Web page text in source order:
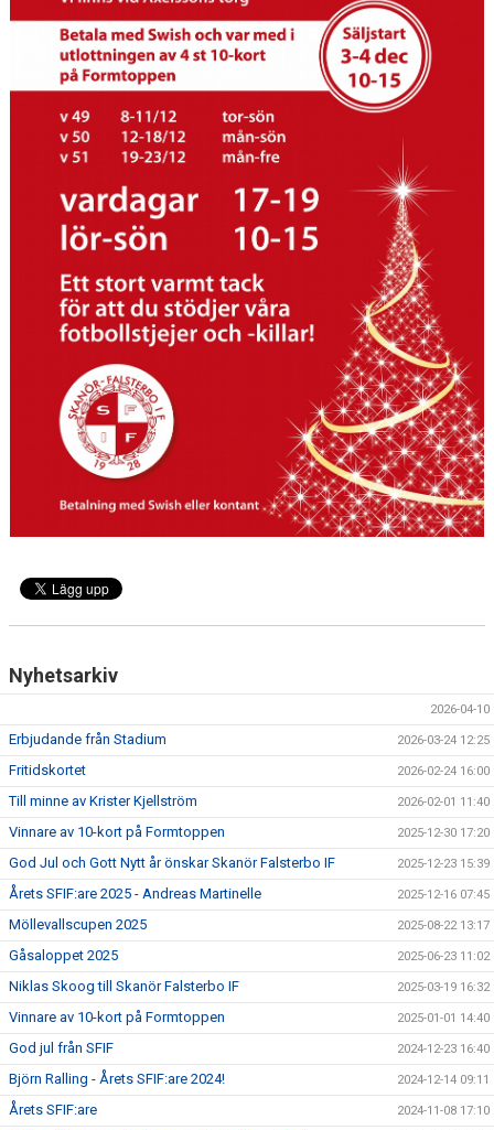
MÖLLEBLADET
SFIF PROFILER & MINNEN
BILDGALLERI
GÅSALOPPET
HITTA HIT
FÖRSÄKRING
PROFILPRODUKTER
MEDLEMSERBJUDANDEN
TRÄNINGSTIPS
SFIF-HYMNEN
INFO MÖTANDE UNGDOMSLAG
Nyhetsarkiv
2026-04-10
Erbjudande från Stadium 2026-03-24 12:25
Fritidskortet 2026-02-24 16:00
Till minne av Krister Kjellström 2026-02-01 11:40
Vinnare av 10-kort på Formtoppen 2025-12-30 17:20
God Jul och Gott Nytt år önskar Skanör Falsterbo IF 2025-12-23 15:39
Årets SFIF:are 2025 - Andreas Martinelle 2025-12-16 07:45
Möllevallscupen 2025 2025-08-22 13:17
Gåsaloppet 2025 2025-06-23 11:02
Niklas Skoog till Skanör Falsterbo IF 2025-03-19 16:32
Vinnare av 10-kort på Formtoppen 2025-01-01 14:40
God jul från SFIF 2024-12-23 16:40
Björn Ralling - Årets SFIF:are 2024! 2024-12-14 09:11
Årets SFIF:are 2024-11-08 17:10